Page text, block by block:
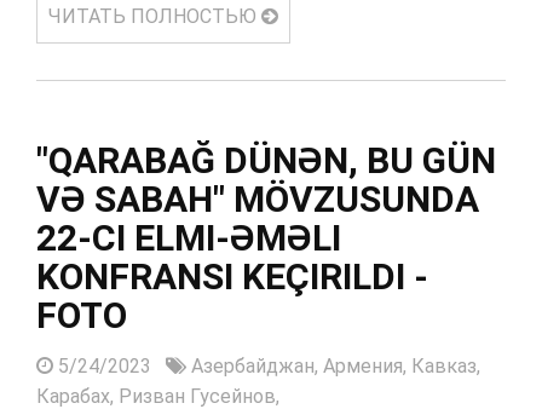
ЧИТАТЬ ПОЛНОСТЬЮ
"QARABAĞ DÜNƏN, BU GÜN
VƏ SABAH" MÖVZUSUNDA
22-CI ELMI-ƏMƏLI
KONFRANSI KEÇIRILDI -
FOTO
5/24/2023 Азербайджан, Армения, Кавказ,
Карабах, Ризван Гусейнов,